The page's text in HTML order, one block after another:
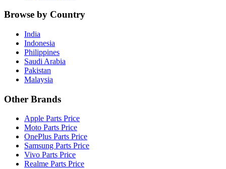
Browse by Country
India
Indonesia
Philippines
Saudi Arabia
Pakistan
Malaysia
Other Brands
Apple Parts Price
Moto Parts Price
OnePlus Parts Price
Samsung Parts Price
Vivo Parts Price
Realme Parts Price